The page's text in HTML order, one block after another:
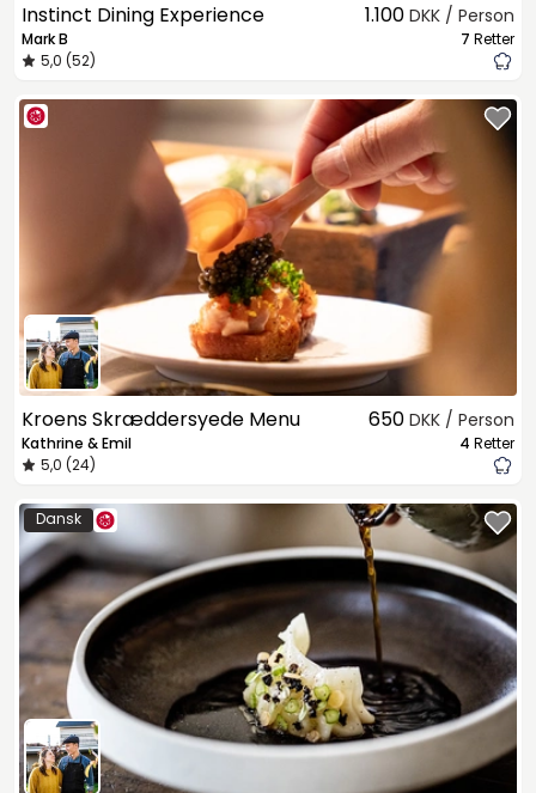
Instinct Dining Experience
Mark B
5,0 (52)
1.100 DKK / Person
7 Retter
Kroens Skræddersyede Menu
Kathrine & Emil
5,0 (24)
650 DKK / Person
4 Retter
Dansk